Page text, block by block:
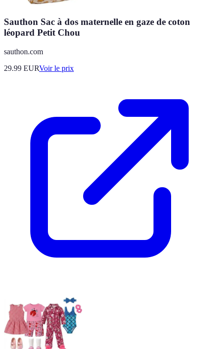
Sauthon Sac à dos maternelle en gaze de coton
léopard Petit Chou
sauthon.com
29.99 EURVoir le prix